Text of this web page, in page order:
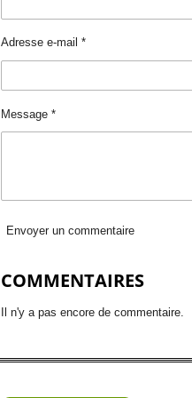
Adresse e-mail *
Message *
Envoyer un commentaire
COMMENTAIRES
Il n'y a pas encore de commentaire.